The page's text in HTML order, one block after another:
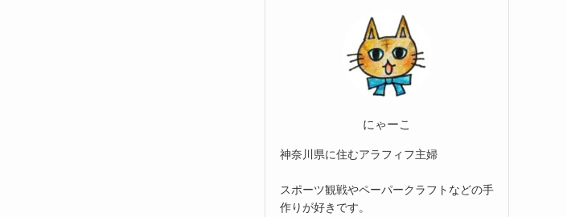
にゃーこ
神奈川県に住むアラフィフ主婦
スポーツ観戦やペーパークラフトなどの手
作りが好きです。